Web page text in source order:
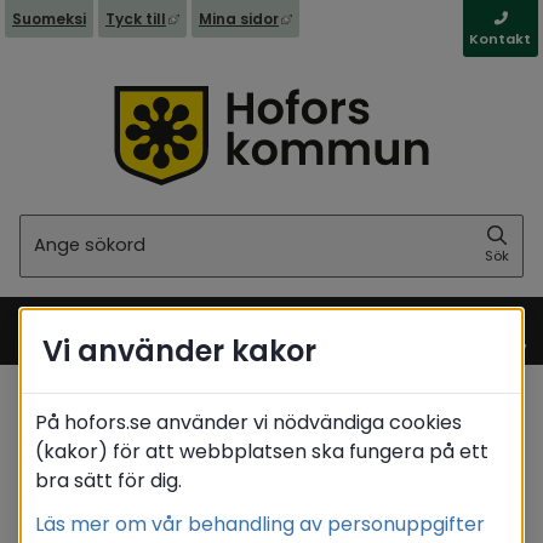
Suomeksi Tyck till Länk till annan webbplats, öppnas i nytt
Mina sidor Länk till annan webbplats,
Kontakt
Sök
Meny
Startsida / Boende & miljö
/ Bygga nytt, ändra eller riva
Translate
Vi använder kakor
På hofors.se använder vi nödvändiga cookies
(kakor) för att webbplatsen ska fungera på ett
bra sätt för dig.
Läs mer om vår behandling av personuppgifter